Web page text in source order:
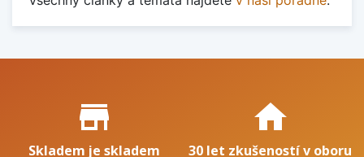
Proč nakupovat u nás?
store_mall_directory
Skladem je skladem
home
30 let zkušeností v oboru